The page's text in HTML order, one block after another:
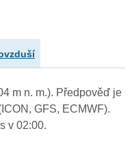
m n. m.). Předpověď je
GFS, ECMWF).
v 02:00.